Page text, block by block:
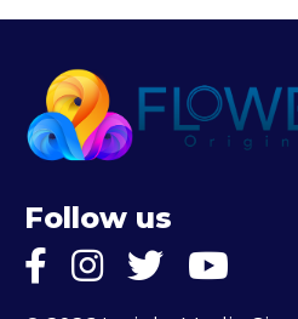
Follow us